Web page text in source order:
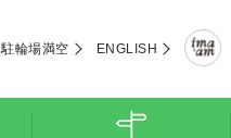
駐輪場満空 ENGLISH